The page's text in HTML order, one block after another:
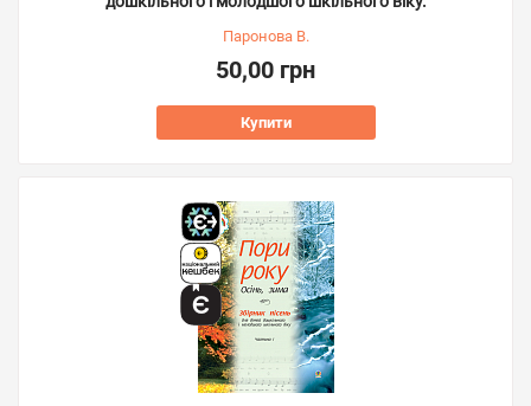
Паронова В.
50,00 грн
Купити